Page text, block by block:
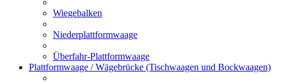
Wiegebalken
Niederplattformwaage
Überfahr-Plattformwaage
Plattformwaage / Wägebrücke (Tischwaagen und Bockwaagen)